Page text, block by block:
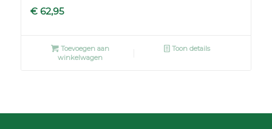
€62,95
Toevoegen aan
winkelwagen
Toon details